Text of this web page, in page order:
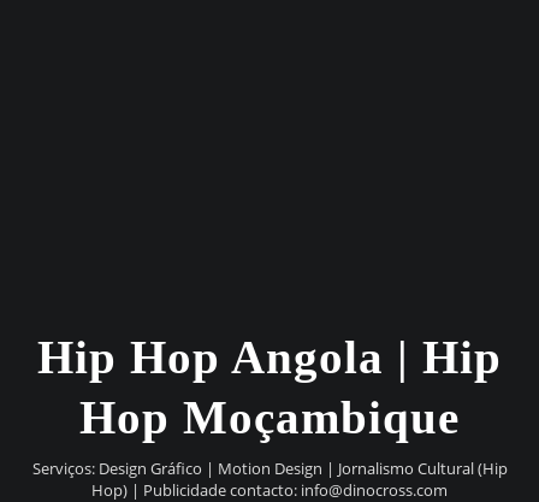
Hip Hop Angola | Hip
Hop Moçambique
Serviços: Design Gráfico | Motion Design | Jornalismo Cultural (Hip
Hop) | Publicidade contacto: info@dinocross.com